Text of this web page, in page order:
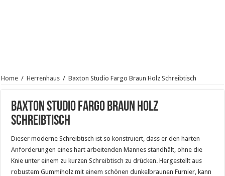
Home / Herrenhaus / Baxton Studio Fargo Braun Holz Schreibtisch
Baxton Studio Fargo Braun Holz
Schreibtisch
Dieser moderne Schreibtisch ist so konstruiert, dass er den harten
Anforderungen eines hart arbeitenden Mannes standhält, ohne die
Knie unter einem zu kurzen Schreibtisch zu drücken. Hergestellt aus
robustem Gummiholz ​​mit einem schönen dunkelbraunen Furnier, kann